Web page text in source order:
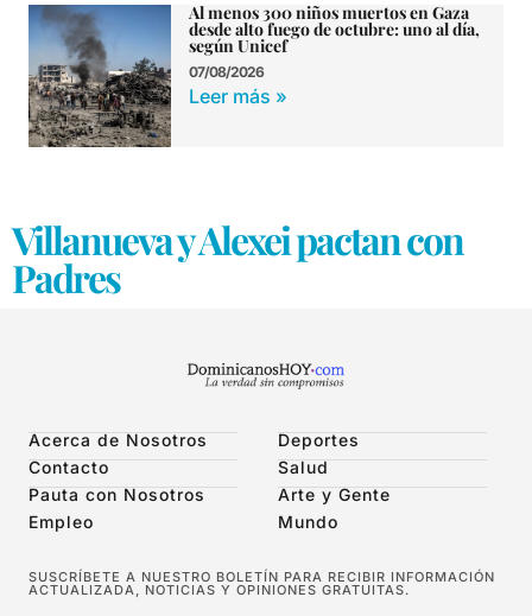
Al menos 300 niños muertos en Gaza
desde alto fuego de octubre: uno al día,
según Unicef
07/08/2026
Leer más »
Villanueva y Alexei pactan con
Padres
Acerca de Nosotros
Contacto
Pauta con Nosotros
Empleo
Deportes
Salud
Arte y Gente
Mundo
SUSCRÍBETE A NUESTRO BOLETÍN PARA RECIBIR INFORMACIÓN
ACTUALIZADA, NOTICIAS Y OPINIONES GRATUITAS.